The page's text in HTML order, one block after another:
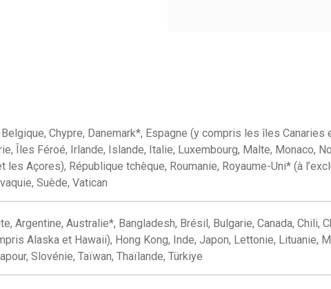
Chypre, Danemark*, Espagne (y compris les îles
Îles Féroé, Irlande, Islande, Italie, Luxembourg, Malte, Monaco,
Açores), République tchèque, Roumanie, Royaume-Uni* (à
Suède, Vatican
Argentine, Australie*, Bangladesh, Brésil, Bulgarie, Canada, Chili,
Alaska et Hawaii), Hong Kong, Inde, Japon, Lettonie, Lituanie,
Slovénie, Taïwan, Thaïlande, Türkiye